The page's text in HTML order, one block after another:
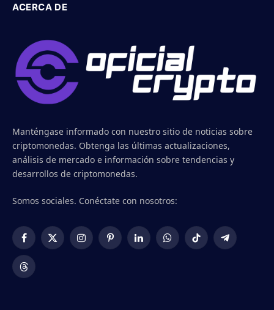
ACERCA DE
Manténgase informado con nuestro sitio de noticias sobre
criptomonedas. Obtenga las últimas actualizaciones,
análisis de mercado e información sobre tendencias y
desarrollos de criptomonedas.
Somos sociales. Conéctate con nosotros:
Facebook
X
InstagramPinterestLinkedInWhatsApp
TikTok Telegram
Threads